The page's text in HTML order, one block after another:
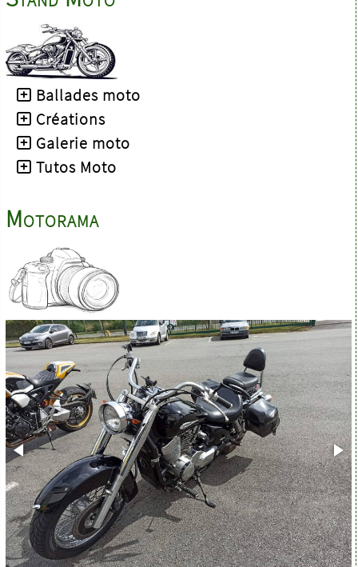
Ballades moto
Créations
Galerie moto
Tutos Moto
Motorama